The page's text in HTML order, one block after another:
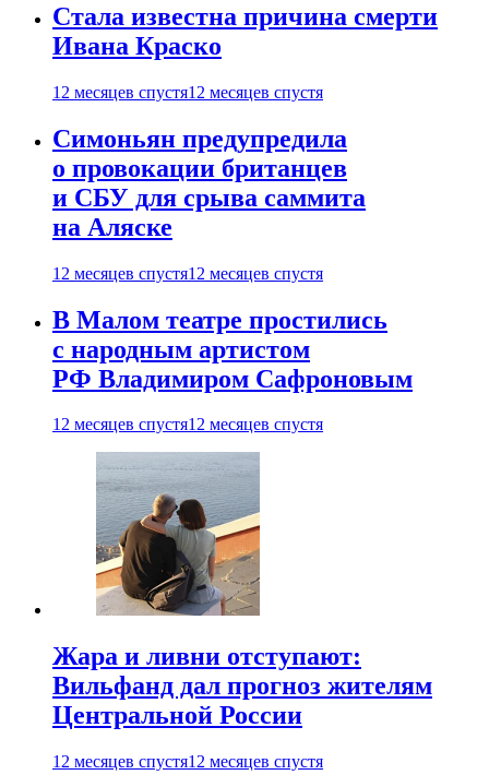
Стала известна причина смерти
Ивана Краско
12 месяцев спустя12 месяцев спустя
Симоньян предупредила
о провокации британцев
и СБУ для срыва саммита
на Аляске
12 месяцев спустя12 месяцев спустя
В Малом театре простились
с народным артистом
РФ Владимиром Сафроновым
12 месяцев спустя12 месяцев спустя
Жара и ливни отступают:
Вильфанд дал прогноз жителям
Центральной России
12 месяцев спустя12 месяцев спустя